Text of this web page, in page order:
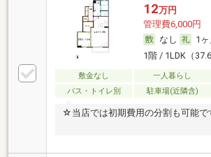
12万円
管理費6,000円
なし
1ヶ
1階 / 1LDK（
敷金なし 一人暮らし
バス・トイレ別
駐車場(近隣含)
☆当店では初期費用の分割も可能